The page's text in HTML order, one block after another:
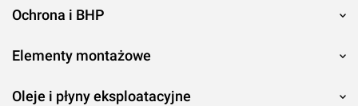
Ochrona i BHP
Elementy montażowe
Oleje i płyny eksploatacyjne